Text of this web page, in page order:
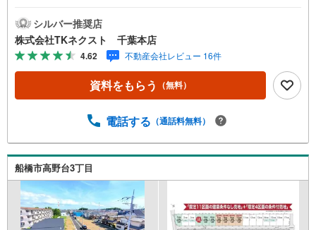
家族の多い分譲地は、困ったときも心強い♪人気のエリア
で条件付き売地をお得に購入♪ご家族のライフスタイルや
ニーズに合わせた設計ができる♪土地約40～45坪、多彩な
プランが可能な広さ♪忙しい方にも嬉しいスーパーやコン
ビニが徒歩圏内♪お子様とすぐに遊びに行ける距離に公園
があるのは嬉しい♪◆周辺環境◆船橋市立八木が谷北小学
保育園 徒歩23分食鮮館ヒフミ 徒歩5分ローソン白井根
分閑静な住宅街で、緑が多く公園も点在している船橋市高
野台3丁目に条件付き売地が登場です!!近くに日本大学理工
学部があり、学生向けの施設や商店も見られ、幹線道路か
ら少し入った落ち着いた雰囲気のエリアです♪
シルバー推奨店
株式会社TKネクスト 千葉本店
4.62 不動産会社レビュー 16件
資料をもらう （無料）
電話する （通話料無料）
船橋市高野台3丁目